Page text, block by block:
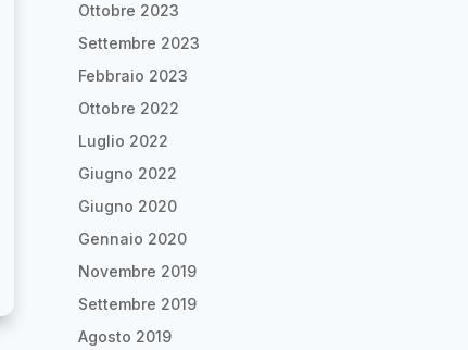
Ottobre 2023
Settembre 2023
Febbraio 2023
Ottobre 2022
Luglio 2022
Giugno 2022
Giugno 2020
Gennaio 2020
Novembre 2019
Settembre 2019
Agosto 2019